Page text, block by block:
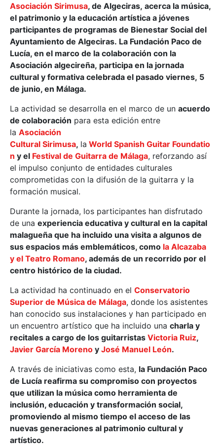
Asociación Sirimusa, de Algeciras, acerca la música,
el patrimonio y la educación artística a jóvenes
participantes de programas de Bienestar Social del
Ayuntamiento de Algeciras. La Fundación Paco de
Lucía, en el marco de la colaboración con la
Asociación algecireña, participa en la jornada
cultural y formativa celebrada el pasado viernes, 5
de junio, en Málaga.
La actividad se desarrolla en el marco de un acuerdo
de colaboración para esta edición entre
la Asociación
Cultural Sirimusa, la World Spanish Guitar Foundatio
n y el Festival de Guitarra de Málaga, reforzando así
el impulso conjunto de entidades culturales
comprometidas con la difusión de la guitarra y la
formación musical.
Durante la jornada, los participantes han disfrutado
de una experiencia educativa y cultural en la capital
malagueña que ha incluido una visita a algunos de
sus espacios más emblemáticos, como la Alcazaba
y el Teatro Romano, además de un recorrido por el
centro histórico de la ciudad.
La actividad ha continuado en el Conservatorio
Superior de Música de Málaga, donde los asistentes
han conocido sus instalaciones y han participado en
un encuentro artístico que ha incluido una charla y
recitales a cargo de los guitarristas Victoria Ruiz,
Javier García Moreno y José Manuel León.
A través de iniciativas como esta, la Fundación Paco
de Lucía reafirma su compromiso con proyectos
que utilizan la música como herramienta de
inclusión, educación y transformación social,
promoviendo al mismo tiempo el acceso de las
nuevas generaciones al patrimonio cultural y
artístico.